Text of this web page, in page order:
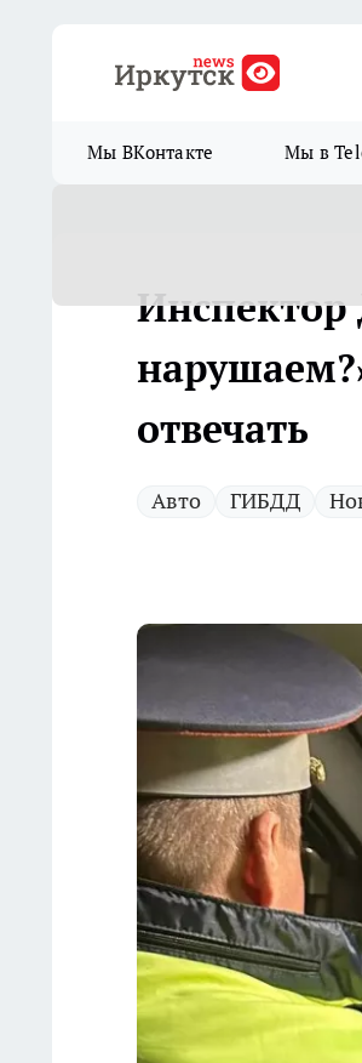
Мы ВКонтакте Мы в
Инспектор
отвечать
Авто ГИБДД